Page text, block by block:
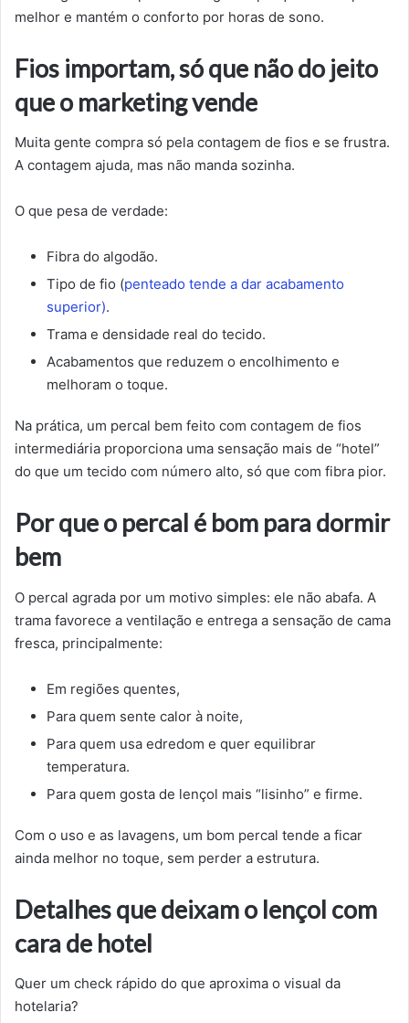
melhor e mantém o conforto por horas de sono.
Fios importam, só que não do jeito
que o marketing vende
Muita gente compra só pela contagem de fios e se frustra.
A contagem ajuda, mas não manda sozinha.
O que pesa de verdade:
Fibra do algodão.
Tipo de fio (penteado tende a dar acabamento
superior).
Trama e densidade real do tecido.
Acabamentos que reduzem o encolhimento e
melhoram o toque.
Na prática, um percal bem feito com contagem de fios
intermediária proporciona uma sensação mais de “hotel”
do que um tecido com número alto, só que com fibra pior.
Por que o percal é bom para dormir
bem
O percal agrada por um motivo simples: ele não abafa. A
trama favorece a ventilação e entrega a sensação de cama
fresca, principalmente:
Em regiões quentes,
Para quem sente calor à noite,
Para quem usa edredom e quer equilibrar
temperatura.
Para quem gosta de lençol mais “lisinho” e firme.
Com o uso e as lavagens, um bom percal tende a ficar
ainda melhor no toque, sem perder a estrutura.
Detalhes que deixam o lençol com
cara de hotel
Quer um check rápido do que aproxima o visual da
hotelaria?